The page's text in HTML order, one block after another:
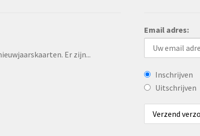
Er zijn...
Email adres:
Inschrijven
Uitschrijven